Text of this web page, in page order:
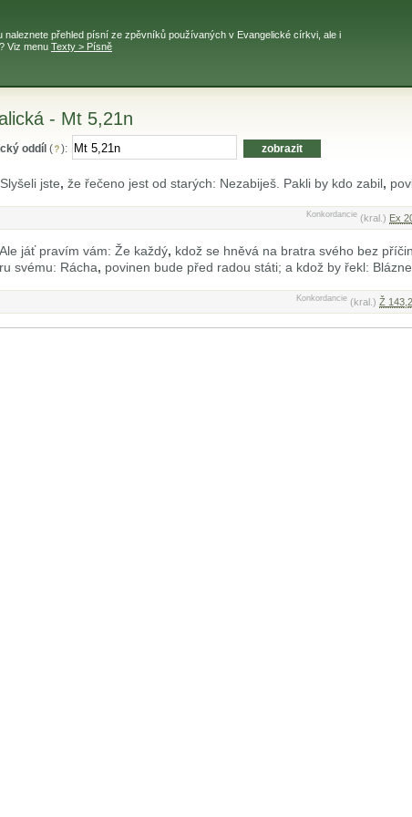
naleznete přehled písní ze zpěvníků používaných v Evangelické církvi, ale i
Viz menu Texty > Písně
- Mt 5,21n
oddíl ( ):
Slyšeli jste, že řečeno jest od starých: Nezabiješ. Pakli by kdo zabil,
Konkordancie (kral.) Ex
Ale jáť pravím vám: Že každý, kdož se hněvá na bratra svého bez
svému: Rácha, povinen bude před radou státi; a kdož by řekl: Blázne
Konkordancie (kral.) Ž 143,2